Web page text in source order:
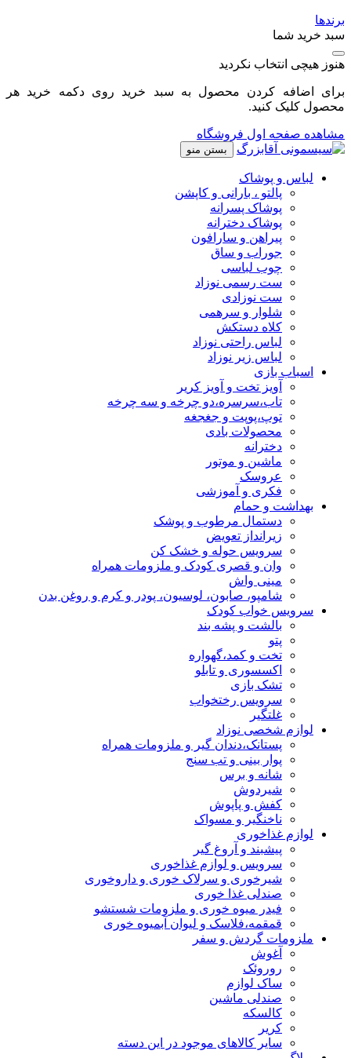
برندها
سبد خرید شما
هنوز هیچی انتخاب نکردید
برای اضافه کردن محصول به سبد خرید روی دکمه خرید هر
محصول کلیک کنید.
مشاهده صفحه اول فروشگاه
بستن منو
لباس و پوشاک
پالتو ، بارانی و کاپشن
پوشاک پسرانه
پوشاک دخترانه
پیراهن و سارافون
جوراب و ساق
چوب لباسی
ست رسمی نوزاد
ست نوزادی
شلوار و سرهمی
کلاه دستکش
لباس راحتی نوزاد
لباس زیر نوزاد
اسباب بازی
آویز تخت و آویز کریر
تاب،سرسره،دو چرخه و سه چرخه
توپ،پوپت و جغجغه
محصولات بادی
دخترانه
ماشین و موتور
عروسک
فکری و آموزشی
بهداشت و حمام
دستمال مرطوب و پوشک
زیرانداز تعویض
سرویس حوله و خشک کن
وان و قصری کودک و ملزومات همراه
مینی واش
شامپو، صابون، لوسیون، پودر و کرم و روغن بدن
سرویس خواب کودک
بالشت و پشه بند
پتو
تخت و کمد،گهواره
اکسسوری و تابلو
تشک بازی
سرویس رختخواب
غلتگیر
لوازم شخصی نوزاد
پستانک،دندان گیر و ملزومات همراه
پوار بینی و تب سنج
شانه و برس
شیردوش
کفش و پاپوش
ناخنگیر و مسواک
لوازم غذاخوری
پیشبند و آروغ گیر
سرویس و لوازم غذاخوری
شیرخوری و سرلاک خوری و داروخوری
صندلی غذا خوری
فیدر میوه خوری و ملزومات شستشو
قمقمه،فلاسک و لیوان آبمیوه خوری
ملزومات گردش و سفر
آغوش
روروئک
ساک لوازم
صندلی ماشین
کالسکه
کریر
سایر کالاهای موجود در این دسته